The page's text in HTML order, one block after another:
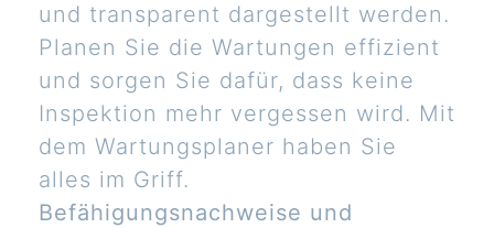
und transparent dargestellt werden.
Planen Sie die Wartungen effizient
und sorgen Sie dafür, dass keine
Inspektion mehr vergessen wird. Mit
dem Wartungsplaner haben Sie
alles im Griff.
Befähigungsnachweise und